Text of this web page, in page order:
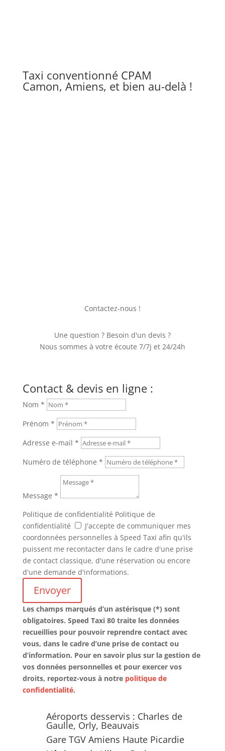
Taxi conventionné CPAM
Camon, Amiens, et bien au-delà !
Contactez-nous !
Une question ? Besoin d'un devis ?
Nous sommes à votre écoute 7/7j et 24/24h
Contact & devis en ligne :
Nom *
Prénom *
Adresse e-mail *
Numéro de téléphone *
Message *
Politique de confidentialité Politique de
confidentialité
J'accepte de communiquer mes
coordonnées personnelles à Speed Taxi afin qu'ils
puissent me recontacter dans le cadre d'une prise
de contact classique, d'une réservation ou encore
d'une demande d'informations.
Envoyer
Les champs marqués d’un astérisque (*) sont
obligatoires. Speed Taxi 80 traite les données
recueillies pour pouvoir reprendre contact avec
vous, dans le cadre d’une prise de contact ou
d’information. Pour en savoir plus sur la gestion de
vos données personnelles et pour exercer vos
droits, reportez-vous à notre politique de
confidentialité.
Aéroports desservis : Charles de
Gaulle, Orly, Beauvais
Gare TGV Amiens Haute Picardie